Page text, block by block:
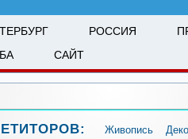
РОССИЯ
САЙТ
Живопись